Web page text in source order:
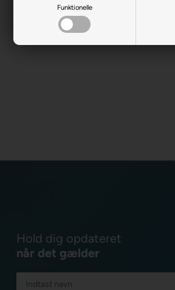
Funktionelle
Hold dig opdateret
når det gælder